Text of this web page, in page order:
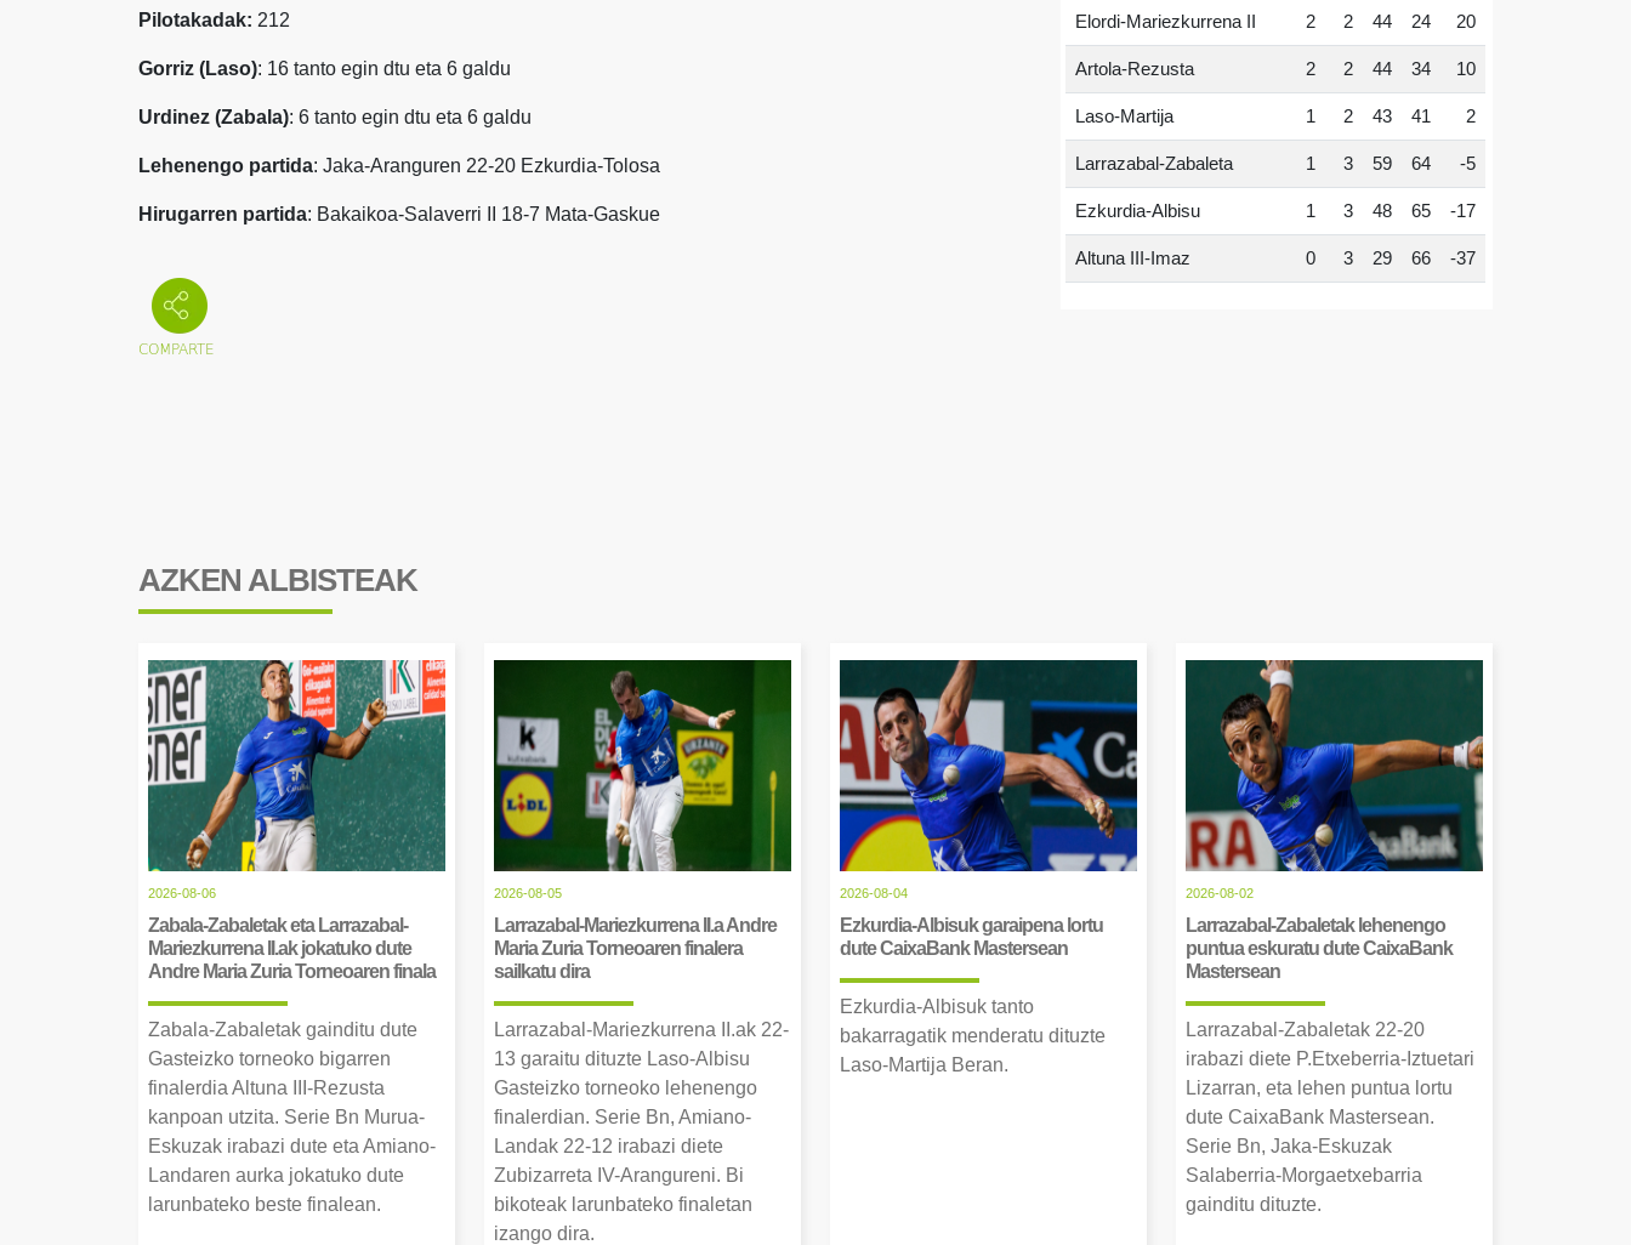
Pilotakadak: 212
Gorriz (Laso): 16 tanto egin dtu eta 6 galdu
Urdinez (Zabala): 6 tanto egin dtu eta 6 galdu
Lehenengo partida: Jaka-Aranguren 22-20 Ezkurdia-Tolosa
Hirugarren partida: Bakaikoa-Salaverri II 18-7 Mata-Gaskue
Elordi-Mariezkurrena II 2 2 44 24 20
Artola-Rezusta 2 2 44 34 10
Laso-Martija 1 2 43 41 2
Larrazabal-Zabaleta 1 3 59 64 -5
Ezkurdia-Albisu 1 3 48 65 -17
Altuna III-Imaz 0 3 29 66 -37
AZKEN ALBISTEAK
2026-08-06
Zabala-Zabaletak eta Larrazabal-
Mariezkurrena II.ak jokatuko dute
Andre Maria Zuria Torneoaren finala
Zabala-Zabaletak gainditu dute
Gasteizko torneoko bigarren
finalerdia Altuna III-Rezusta
kanpoan utzita. Serie Bn Murua-
Eskuzak irabazi dute eta Amiano-
Landaren aurka jokatuko dute
larunbateko beste finalean.
2026-08-05
Larrazabal-Mariezkurrena II.a Andre
Maria Zuria Torneoaren finalera
sailkatu dira
Larrazabal-Mariezkurrena II.ak 22-
13 garaitu dituzte Laso-Albisu
Gasteizko torneoko lehenengo
finalerdian. Serie Bn, Amiano-
Landak 22-12 irabazi diete
Zubizarreta IV-Arangureni. Bi
bikoteak larunbateko finaletan
izango dira.
2026-08-04
Ezkurdia-Albisuk garaipena lortu
dute CaixaBank Mastersean
Ezkurdia-Albisuk tanto
bakarragatik menderatu dituzte
Laso-Martija Beran.
2026-08-02
Larrazabal-Zabaletak lehenengo
puntua eskuratu dute CaixaBank
Mastersean
Larrazabal-Zabaletak 22-20
irabazi diete P.Etxeberria-Iztuetari
Lizarran, eta lehen puntua lortu
dute CaixaBank Mastersean.
Serie Bn, Jaka-Eskuzak
Salaberria-Morgaetxebarria
gainditu dituzte.